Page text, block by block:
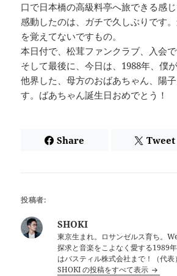
口で日本橋の高級料亭へ旅できる感
感動したのは、ガチで久しぶりです
を覚えてないですもの。
本日付で、松茸ファンクラブ、入会で
そして最後に、今日は、1988年、僕
他界した、母方のおばあちゃん、陽
す。ばあちゃん誕生日おめでとう！
Share Tweet
投稿者:
SHOKI
東京生まれ。ロサンゼルス育ち。
探求と音楽をこよなく愛する1989
はバスティル株式会社まで！（代表）
SHOKI の投稿をすべて表示